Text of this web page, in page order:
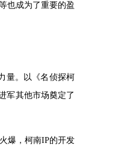
也成为了重要的盈
量。以《名侦探柯
军其他市场奠定了
爆，柯南IP的开发